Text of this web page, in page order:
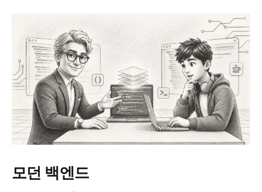
모던 백엔드